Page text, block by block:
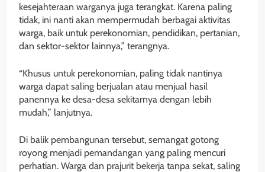
kesejahteraan warganya juga terangkat. Karena paling
tidak, ini nanti akan mempermudah berbagai aktivitas
warga, baik untuk perekonomian, pendidikan, pertanian,
dan sektor-sektor lainnya,” terangnya.
“Khusus untuk perekonomian, paling tidak nantinya
warga dapat saling berjualan atau menjual hasil
panennya ke desa-desa sekitarnya dengan lebih
mudah,” lanjutnya.
Di balik pembangunan tersebut, semangat gotong
royong menjadi pemandangan yang paling mencuri
perhatian. Warga dan prajurit bekerja tanpa sekat, saling